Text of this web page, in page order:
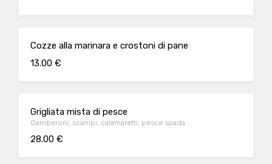
Cozze alla marinara e crostoni di pane
13.00 €
Grigliata mista di pesce
Gamberoni, scampi, calamaretti, pesce spada
28.00 €